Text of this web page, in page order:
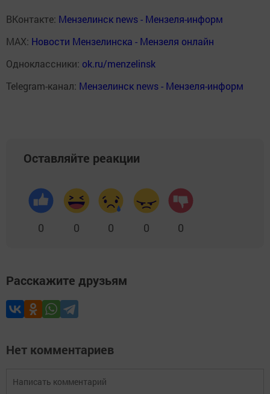
ВКонтакте: Мензелинск news - Мензеля-информ
MAX: Новости Мензелинска - Мензеля онлайн
Одноклассники: ok.ru/menzelinsk
Telegram-канал: Мензелинск news - Мензеля-информ
Оставляйте реакции
0 0 0 0 0
Расскажите друзьям
Нет комментариев